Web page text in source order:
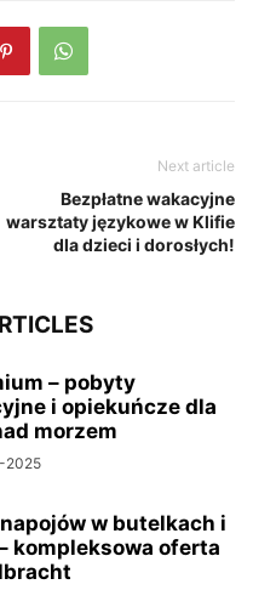
Next article
Bezpłatne wakacyjne
warsztaty językowe w Klifie
dla dzieci i dorosłych!
– pobyty
i opiekuńcze dla
morzem
2025
w butelkach i
kompleksowa oferta